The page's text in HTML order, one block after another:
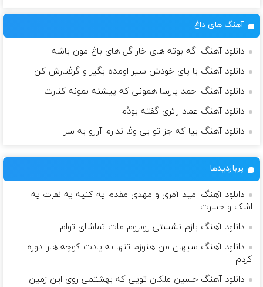
آهنگ های داغ
دانلود آهنگ اگه بوته های خار گل های باغ مون باشه
دانلود آهنگ با پای خودش سیر اومده بگیر و گرفتارش کن
دانلود آهنگ احمد پارسا همونی که پیشته بمونه کنارت
دانلود آهنگ عماد زائری گفته بودُم
دانلود آهنگ بیا که جز تو بی وفا ندارم آرزو به سر
پربازدیدها
دانلود آهنگ امید آمری و مهدی مقدم یه کنیه یه نفرت یه
اشک و حسرت
دانلود آهنگ بازم نشستی روبروم مات تماشای توام
دانلود آهنگ سیهان من هنوزم تنها به یادت کوچه هارا دوره
کردم
دانلود آهنگ حسین ملکان تویی که بهشتمی روی این زمین